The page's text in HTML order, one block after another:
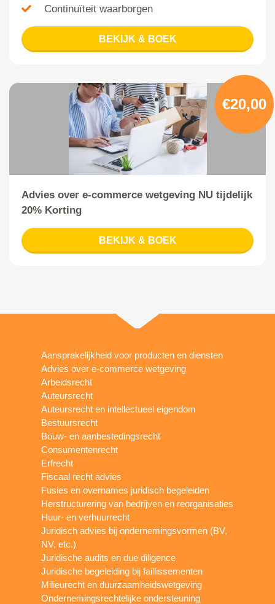
Continuïteit waarborgen
BEKIJK & BOEK
€20,00
Advies over e-commerce wetgeving NU tijdelijk
20% Korting
BEKIJK & BOEK
Aansprakelijkheid voor producten en diensten
Advies over e-commerce wetgeving
Arbeidsrecht
Auteursrecht
Auteursrecht en intellectueel eigendom
Bestuursrecht
Bouw- en aanbestedingsrecht
Consumentenrecht
Erfrecht
Fiscaal recht advies
Fusies en overnames juridisch begeleiden
Herstructurering van bedrijven en reorganisaties
Huur- en verhuurrecht
Juridisch advies bij ondernemingsvormen (BV,
NV, etc.)
Juridische audits en due diligence
Juridische begeleiding bij faillissementen
Milieurecht en duurzaamheidswetgeving
Ondernemingsrechtelijke ondersteuning